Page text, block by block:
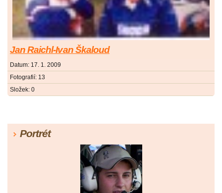
Jan Raichl-Ivan Škaloud
Datum: 17. 1. 2009
Fotografií: 13
Složek: 0
Portrét